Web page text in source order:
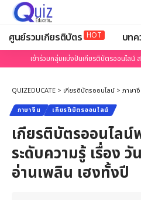
ศูนย์รวมเกียรติบัตร HOT บทค
เข้าร่วมกลุ่มแบ่งปันเกียรติบัตรออนไล
QUIZEDUCATE > เกียรติบัตรออนไลน์ > ภาษา
ภาษาจีน เกียรติบัตรออนไลน์
เกียรติบัตรออนไล
ระดับความรู้ เรื่อง
อ่านเพลิน เฮงทั้งปี